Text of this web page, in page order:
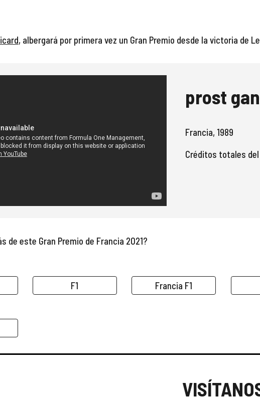
, albergará por primera vez un Gran Premio desde la victoria de
prost
Francia, 1989
Créditos totales del
de este Gran Premio de Francia 2021?
F1 Francia F1